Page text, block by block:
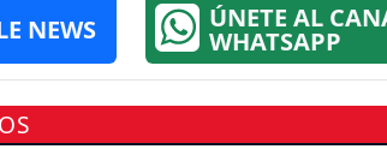
NEWS ÚNETE AL
WHATSAPP